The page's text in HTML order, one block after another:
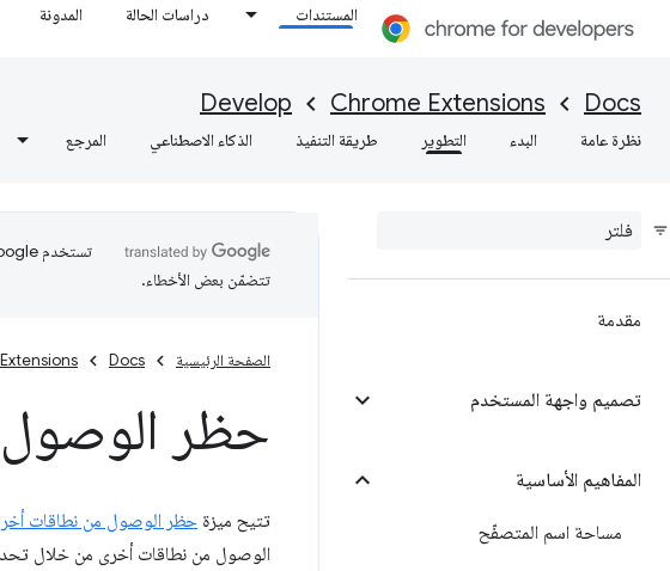
المستندات دراسات الحالة المدونة
Docs
Chrome Extensions
Develop
نظرة عامة البدء التطوير طريقة التنفيذ الذكاء الاصطناعي المرجع
مقدمة
تصميم واجهة المستخدم
المفاهيم الأساسية
مساحة اسم المتصفّح
تتضمّن بعض الأخطاء.
الصفحة الرئيسية Docs
حظر
تتيح ميزة حظر الوصول من نطاقات
الوصول من نطاقات أخرى من خلال تحديد